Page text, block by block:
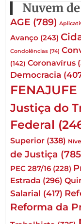
Nuvem
AGE (789)
Avanço (243)
Condolências (74)
(142) Coronavírus
Democracia
FENAJUFE
Justiça do
Federal
Superior (338)
de Justiça
PEC 287/16 (228)
Estrada (296)
Salarial (417)
Reforma da